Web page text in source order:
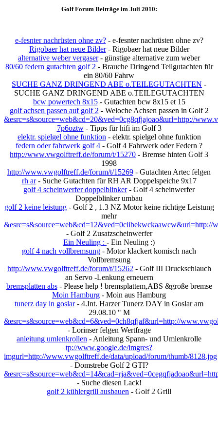
Golf Forum Beiträge im Juli 2010:
e-fesnter nachrüsten ohne zv?- e-fesnter nachrüsten ohne zv?
Rigobaer hat neue Bilder- Rigobaer hat neue Bilder
alternative weber vergaser- günstige alternative zum weber
80/60 federn gutachten golf 2 - Brauche Dringend Teilgutachten für
ein 80/60 Fahrw
SUCHE GANZ DRINGEND ABE o.TEILEGUTACHTEN -
SUCHE GANZ DRINGEND ABE o.TEILEGUTACHTEN
bcw powertech 8x15- Gutachten bcw 8x15 et 15
golf achsen passen auf golf 2 - Weloche Achsen passen in Golf 2
&esrc=s&source=web&cd=20&ved=0cg8qfjajoao&url=http://
7p6oztw- Tipps für hifi im Golf 3
elektr. spielgel ohne funktion - elektr. spielgel ohne funktion
federn oder fahrwerk golf 4 - Golf 4 Fahrwerk oder Federn ?
http://www.vwgolftreff.de/forum/t/15270 - Bremse hinten Golf 3
1998
http://www.vwgolftreff.de/forum/t/15269 - Gutachten Artec felgen
rh ar- Suche Gutachten für RH AR Doppelspeiche 9x17
golf 4 scheinwerfer doppelblinker- Golf 4 scheinwerfer
Doppelblinker umbau
golf 2 keine leistung- Golf 2 , 1.3 NZ Motor keine richtige Leistung
mehr
&esrc=s&source=web&cd=12&ved=0ciibekwckaawcw&url=http://
- Golf 2 Zusatzscheinwerfer
Ein Neuling : - Ein Neuling :)
golf 4 nach vollbremsung - Motor klackert komisch nach
Vollbremsung
http://www.vwgolftreff.de/forum/t/15262 - Golf III Druckschlauch
an Servo -Lenkung erneuern
bremsplatten abs- Please help ! bremsplattem,ABS &große bremse
Moin Hamburg - Moin aus Hamburg
tunerz day in goslar- 4.Int. Harzer Tunerz DAY in Goslar am
29.08.10 " M
&esrc=s&source=web&cd=6&ved=0ch8qfjaf&url=http://
- Lorinser felgen Wertfrage
anleitung umlenkrollen - Anleitung Spann- und Umlenkrolle
tp://www.google.de/imgres?
imgurl=http://www.vwgolftreff.de/data/upload/forum/thumb/8128.jpg
- Domstrebe Golf 2 GTI?
- Suche diesen Lack!
golf 2 kühlergrill ausbauen - Golf 2 Grill